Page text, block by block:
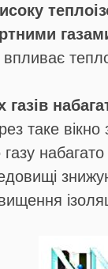
газів
таке
газу